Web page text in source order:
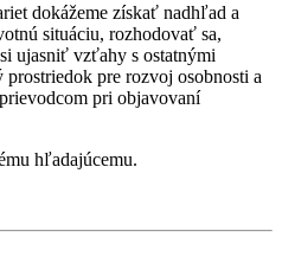
dokážeme získať nadhľad a
situáciu, rozhodovať sa,
ujasniť vzťahy s ostatnými
pre rozvoj osobnosti a
pri objavovaní
hľadajúcemu.